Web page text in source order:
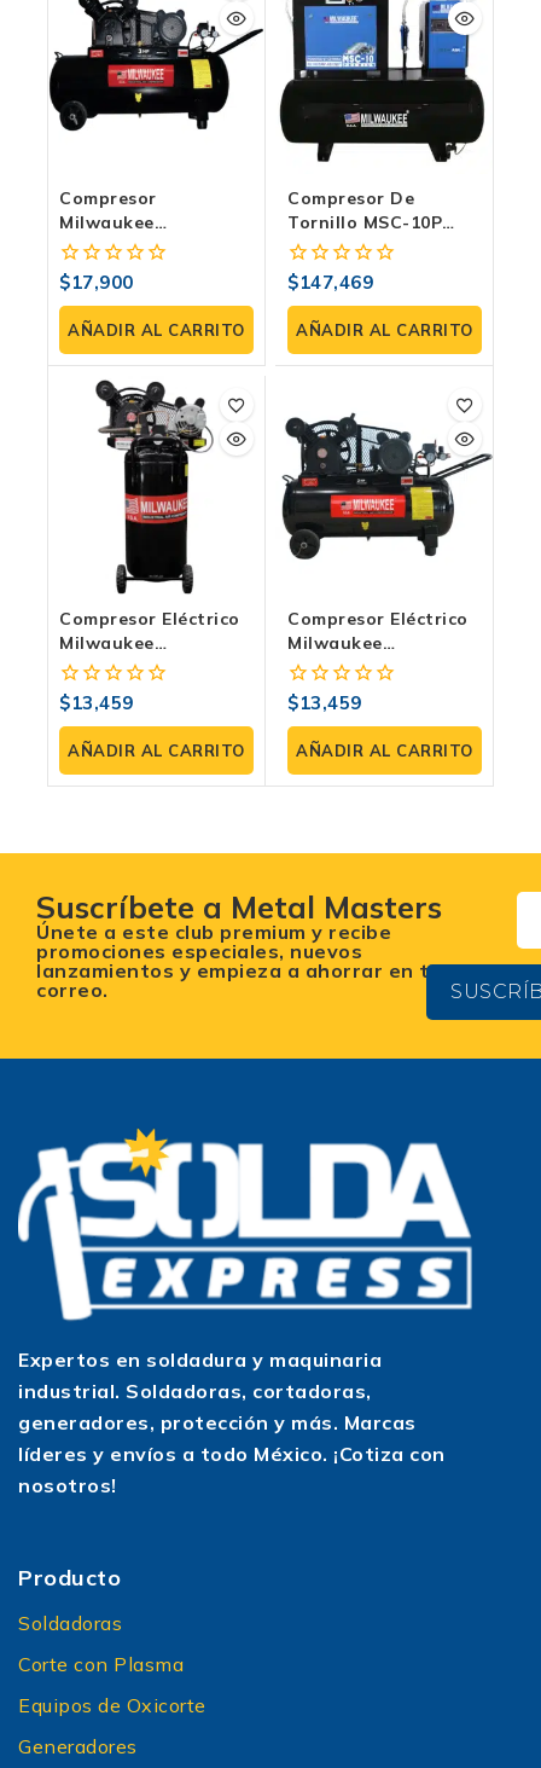
Compresor
Milwaukee
COMPE30108H |
Horizontal 3 HP, 108
Litros, 120 PSI
0
fuera
de
5
$17,900
AÑADIR AL CARRITO
Compresor De
Tornillo MSC-10P
SHTS Ideal Para
Potenciar Tu
Industria
0
fuera
de
5
$147,469
AÑADIR AL CARRITO
Compresor Eléctrico
Milwaukee
COMPE20V70 | 2 HP,
70 Litros, 120 PSI
0
fuera
de
5
$13,459
AÑADIR AL CARRITO
Compresor Eléctrico
Milwaukee
COMPE20H70 | 2 HP,
70 Litros, 120 PSI
0
fuera
de
5
$13,459
AÑADIR AL CARRITO
Suscríbete a Metal Masters
Únete a este club premium y recibe
promociones especiales, nuevos
lanzamientos y empieza a ahorrar en tu
correo.
Expertos en soldadura y maquinaria
industrial. Soldadoras, cortadoras,
generadores, protección y más. Marcas
líderes y envíos a todo México. ¡Cotiza con
nosotros!
Producto
Soldadoras
Corte con Plasma
Equipos de Oxicorte
Generadores